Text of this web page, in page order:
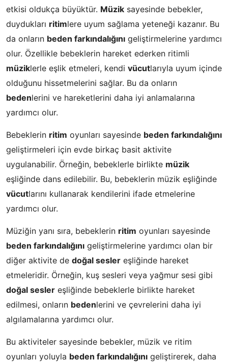
etkisi oldukça büyüktür. Müzik sayesinde bebekler,
duydukları ritimlere uyum sağlama yeteneği kazanır. Bu
da onların beden farkındalığını geliştirmelerine yardımcı
olur. Özellikle bebeklerin hareket ederken ritimli
müziklerle eşlik etmeleri, kendi vücutlarıyla uyum içinde
olduğunu hissetmelerini sağlar. Bu da onların
bedenlerini ve hareketlerini daha iyi anlamalarına
yardımcı olur.
Bebeklerin ritim oyunları sayesinde beden farkındalığını
geliştirmeleri için evde birkaç basit aktivite
uygulanabilir. Örneğin, bebeklerle birlikte müzik
eşliğinde dans edilebilir. Bu, bebeklerin müzik eşliğinde
vücutlarını kullanarak kendilerini ifade etmelerine
yardımcı olur.
Müziğin yanı sıra, bebeklerin ritim oyunları sayesinde
beden farkındalığını geliştirmelerine yardımcı olan bir
diğer aktivite de doğal sesler eşliğinde hareket
etmeleridir. Örneğin, kuş sesleri veya yağmur sesi gibi
doğal sesler eşliğinde bebeklerle birlikte hareket
edilmesi, onların bedenlerini ve çevrelerini daha iyi
algılamalarına yardımcı olur.
Bu aktiviteler sayesinde bebekler, müzik ve ritim
oyunları yoluyla beden farkındalığını geliştirerek, daha